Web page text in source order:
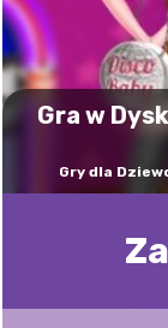
Gra w
Gry dla